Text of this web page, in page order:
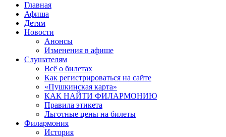
Главная
Афиша
Детям
Новости
Анонсы
Изменения в афише
Слушателям
Всё о билетах
Как регистрироваться на сайте
«Пушкинская карта»
КАК НАЙТИ ФИЛАРМОНИЮ
Правила этикета
Льготные цены на билеты
Филармония
История